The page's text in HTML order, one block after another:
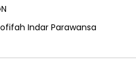
Indar Parawansa